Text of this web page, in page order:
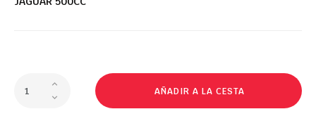
AÑADIR A LA CESTA